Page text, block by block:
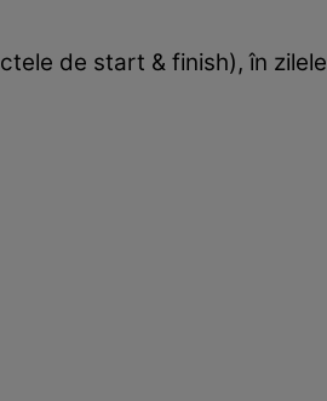
de start & finish), în zilele